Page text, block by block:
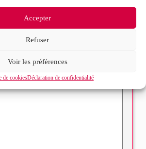
Accepter
Refuser
Voir les préférences
de cookiesDéclaration de confidentialité